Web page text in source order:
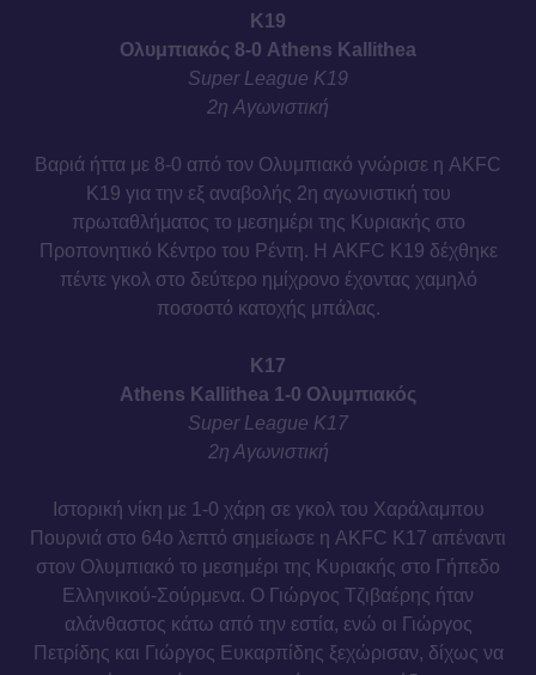
Κ19
Ολυμπιακός 8-0 Athens Kallithea
Super League Κ19
2η Αγωνιστική
Βαριά ήττα με 8-0 από τον Ολυμπιακό γνώρισε η AKFC
Κ19 για την εξ αναβολής 2η αγωνιστική του
πρωταθλήματος το μεσημέρι της Κυριακής στο
Προπονητικό Κέντρο του Ρέντη. Η AKFC K19 δέχθηκε
πέντε γκολ στο δεύτερο ημίχρονο έχοντας χαμηλό
ποσοστό κατοχής μπάλας.
Κ17
Athens Kallithea 1-0 Ολυμπιακός
Super League Κ17
2η Αγωνιστική
Ιστορική νίκη με 1-0 χάρη σε γκολ του Χαράλαμπου
Πουρνιά στο 64o λεπτό σημείωσε η AKFC Κ17 απέναντι
στον Ολυμπιακό το μεσημέρι της Κυριακής στο Γήπεδο
Ελληνικού-Σούρμενα. Ο Γιώργος Τζιβαέρης ήταν
αλάνθαστος κάτω από την εστία, ενώ οι Γιώργος
Πετρίδης και Γιώργος Ευκαρπίδης ξεχώρισαν, δίχως να